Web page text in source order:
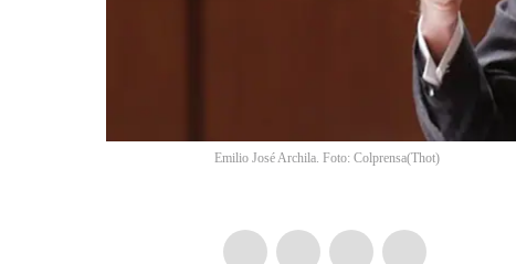
Emilio José Archila. Foto: Colprensa(Thot)